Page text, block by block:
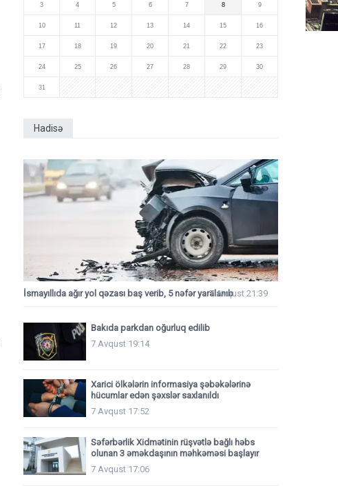
3 4 5 6 7 8 9
10 11 12 13 14 15 16
17 18 19 20 21 22 23
24 25 26 27 28 29 30
31
Hadisə
İsmayıllıda ağır yol qəzası baş verib, 5 nəfər yaralanıb7 Avqust 21:39
Bakıda parkdan oğurluq edilib
7 Avqust 19:14
Xarici ölkələrin informasiya şəbəkələrinə
hücumlar edən şəxslər saxlanıldı
7 Avqust 17:52
Səfərbərlik Xidmətinin rüşvətlə bağlı həbs
olunan 3 əməkdaşının məhkəməsi başlayır
7 Avqust 17:06